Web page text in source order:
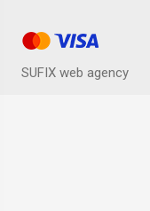
SUFIX web agency